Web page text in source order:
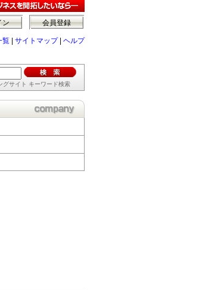
会員登録
ン
覧 サイトマップ| ヘルプ
グサイト キーワード検索